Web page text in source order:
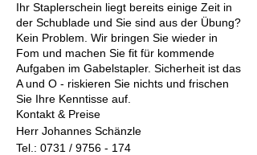
Ihr Staplerschein liegt bereits einige Zeit in
der Schublade und Sie sind aus der Übung?
Kein Problem. Wir bringen Sie wieder in
Fom und machen Sie fit für kommende
Aufgaben im Gabelstapler. Sicherheit ist das
A und O - riskieren Sie nichts und frischen
Sie Ihre Kenntisse auf.
Kontakt & Preise
Herr Johannes Schänzle
Tel.: 0731 / 9756 - 174